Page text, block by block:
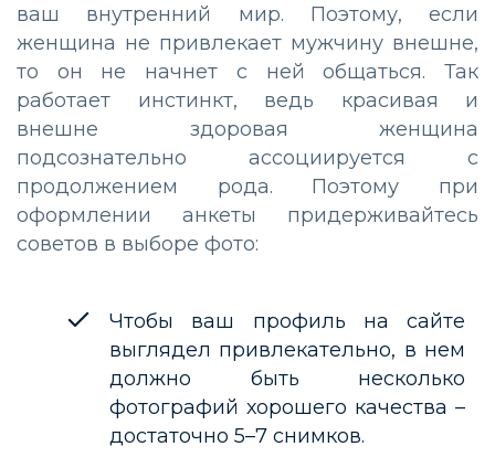
ваш внутренний мир. Поэтому, если
женщина не привлекает мужчину внешне,
то он не начнет с ней общаться. Так
работает инстинкт, ведь красивая и
внешне здоровая женщина
подсознательно ассоциируется с
продолжением рода. Поэтому при
оформлении анкеты придерживайтесь
советов в выборе фото:
Чтобы ваш профиль на сайте
выглядел привлекательно, в нем
должно быть несколько
фотографий хорошего качества –
достаточно 5–7 снимков.